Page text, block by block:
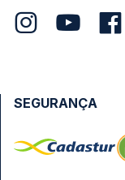
SEGURANÇA